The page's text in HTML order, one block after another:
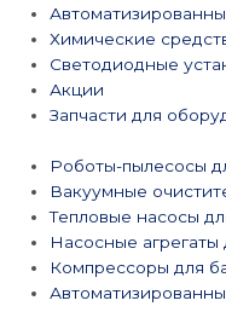
Химические
Светодиодные
Акции
Запчасти для
Роботы-пылесосы
Вакуумные
Тепловые насосы
Насосные
Компрессоры для